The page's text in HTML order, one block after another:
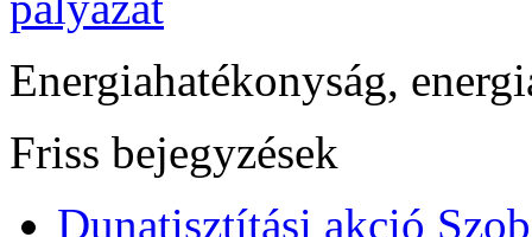
Energiahatékonyság,
Friss bejegyzések
Dunatisztítási akció